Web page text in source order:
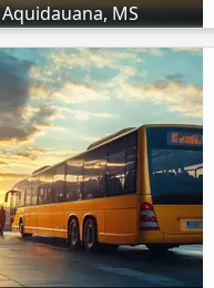
Aquidauana, MS